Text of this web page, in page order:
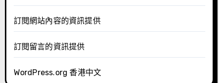
訂閱網站內容的資訊提供
訂閱留言的資訊提供
WordPress.org 香港中文